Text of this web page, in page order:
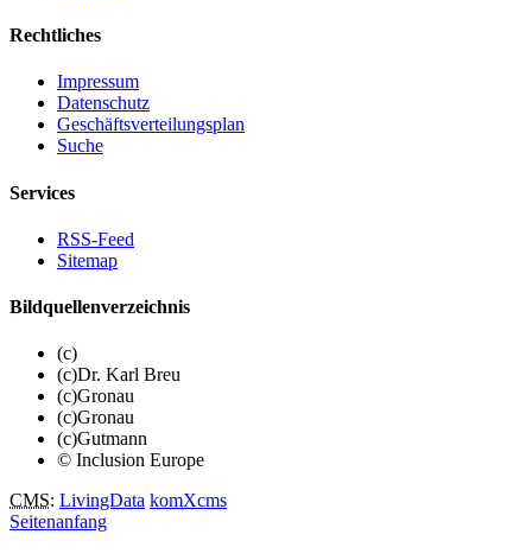
Rechtliches
Impressum
Datenschutz
Geschäftsverteilungsplan
Suche
Services
RSS-Feed
Sitemap
Bildquellenverzeichnis
(c)
(c)Dr. Karl Breu
(c)Gronau
(c)Gronau
(c)Gutmann
© Inclusion Europe
CMS: LivingData komXcms
Seitenanfang